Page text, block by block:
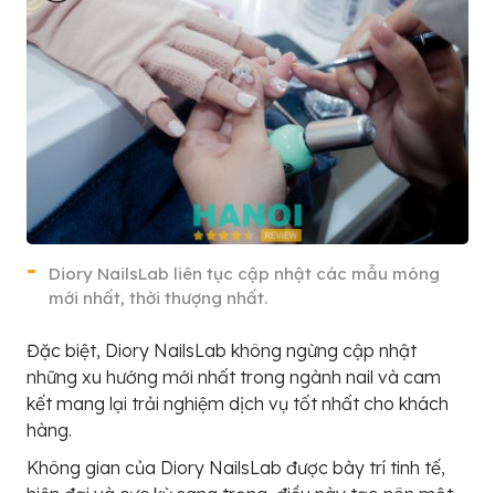
Diory NailsLab liên tục cập nhật các mẫu móng
mới nhất, thời thượng nhất.
Đặc biệt, Diory NailsLab không ngừng cập nhật
những xu hướng mới nhất trong ngành nail và cam
kết mang lại trải nghiệm dịch vụ tốt nhất cho khách
hàng.
Không gian của Diory NailsLab được bày trí tinh tế,